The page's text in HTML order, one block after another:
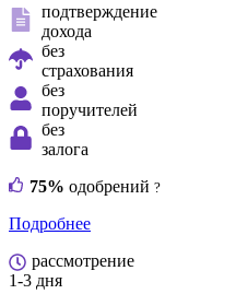
подтверждение
дохода
без
страхования
без
поручителей
без
залога
75% одобрений ?
Подробнее
рассмотрение
1-3 дня